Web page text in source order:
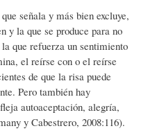
señala y más bien excluye,
y la que se produce para no
que refuerza un sentimiento
el reírse con o el reírse
de que la risa puede
Pero también hay
autoaceptación, alegría,
y Cabestrero, 2008:116).